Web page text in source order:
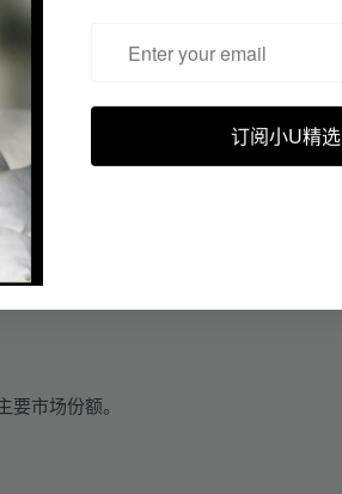
订阅小U精选
年占据了最大的市场份额。
的复合年增长率增长。
市场份额。